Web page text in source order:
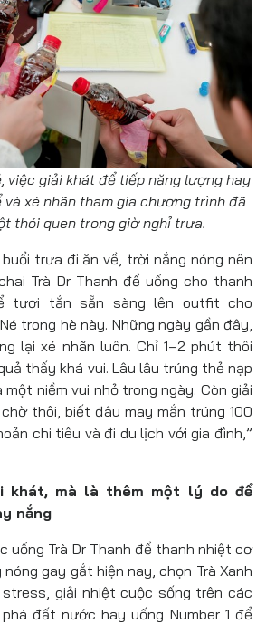
việc giải khát để tiếp năng lượng hay
xé nhãn tham gia chương trình đã
thói quen trong giờ nghỉ trưa.
trưa đi ăn về, trời nắng nóng nên
Trà Dr Thanh để uống cho thanh
tươi tắn sẵn sàng lên outfit cho
trong hè này. Những ngày gần đây,
lại xé nhãn luôn. Chỉ 1–2 phút thôi
thấy khá vui. Lâu lâu trúng thẻ nạp
một niềm vui nhỏ trong ngày. Còn giải
thôi, biết đâu may mắn trúng 100
chi tiêu và đi du lịch với gia đình,”
khát, mà là thêm một lý do để
nắng
uống Trà Dr Thanh để thanh nhiệt cơ
gay gắt hiện nay, chọn Trà Xanh
giải nhiệt cuộc sống trên các
đất nước hay uống Number 1 để